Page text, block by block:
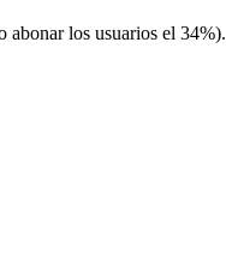
abonar los usuarios el 34%).